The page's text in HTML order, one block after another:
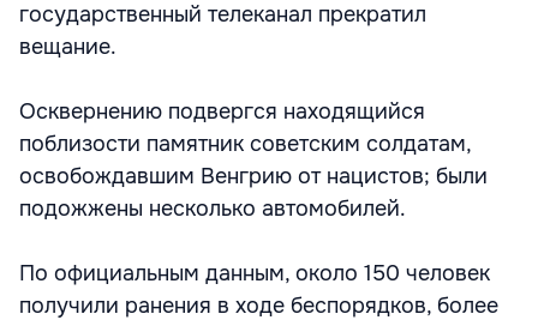
государственный телеканал прекратил
вещание.
Осквернению подвергся находящийся
поблизости памятник советским солдатам,
освобождавшим Венгрию от нацистов; были
подожжены несколько автомобилей.
По официальным данным, около 150 человек
получили ранения в ходе беспорядков, более